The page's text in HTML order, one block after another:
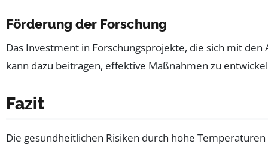
Förderung der Forschung
Das Investment in Forschungsprojekte, die sich mit
kann dazu beitragen, effektive Maßnahmen zu
Fazit
Die gesundheitlichen Risiken durch hohe